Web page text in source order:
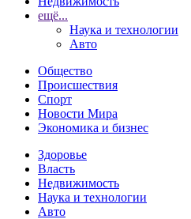
ещё...
Наука и технологии
Авто
Общество
Происшествия
Спорт
Новости Мира
Экономика и бизнес
Здоровье
Власть
Недвижимость
Наука и технологии
Авто